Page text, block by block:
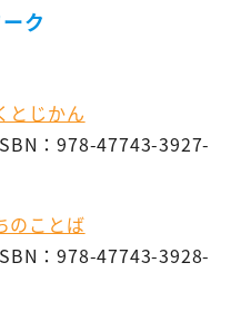
ク
じかん
：978-47743-3927-
のことば
：978-47743-3928-